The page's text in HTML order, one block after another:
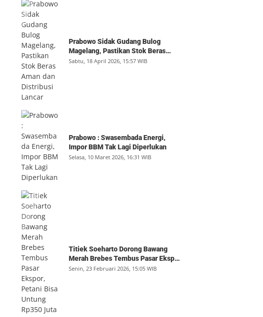
Prabowo Sidak Gudang Bulog
Magelang, Pastikan Stok Beras
Aman dan Distribusi Lancar
Sabtu, 18 April 2026, 15:57 WIB
Prabowo : Swasembada Energi,
Impor BBM Tak Lagi Diperlukan
Selasa, 10 Maret 2026, 16:31 WIB
Titiek Soeharto Dorong Bawang
Merah Brebes Tembus Pasar Ekspor,
Petani Bisa Untung Rp350 Juta per
Senin, 23 Februari 2026, 15:05 WIB